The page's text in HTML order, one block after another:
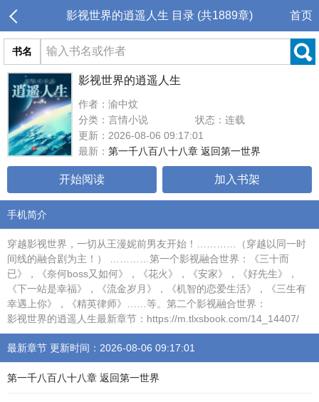
影视世界的逍遥人生 目录 (共1889章) 首页
书名
影视世界的逍遥人生
作者：渝中炆
分类：言情小说
状态：连载
更新：2026-08-06 09:17:01
最新： 第一千八百八十八章 返回第一世界
开始阅读 加入书架
手机简介
穿越影视世界，一切从王漫妮前男友开始！…………（穿越以同一时
间线的融合剧为主！） …………第一个影视融合世界：《三十而
已》，《奈何boss又如何》，《花火》，《安家》，《好先生》，
《下一站是幸福》，《流金岁月》，《机智的恋爱生活》，《三生有
幸遇上你》，《精英律师》……等。第二个影视融合世界：
影视世界的逍遥人生最新章节：https://m.tlxsbook.com/14_14407/
最新章节 更新时间：2026-08-06 09:17:01
第一千八百八十八章 返回第一世界